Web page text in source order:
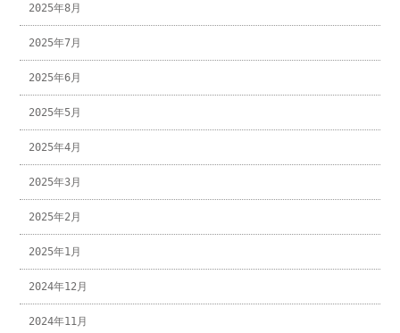
2025年8月
2025年7月
2025年6月
2025年5月
2025年4月
2025年3月
2025年2月
2025年1月
2024年12月
2024年11月